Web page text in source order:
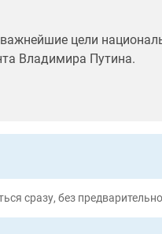
цели
Владимира Путина.
сразу, без